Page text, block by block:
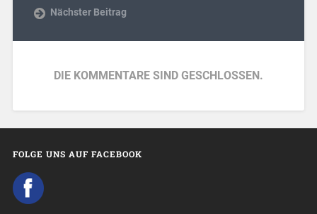
Nächster Beitrag
DIE KOMMENTARE SIND GESCHLOSSEN.
FOLGE UNS AUF FACEBOOK